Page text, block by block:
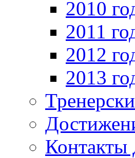
2010
2011
2012
2013